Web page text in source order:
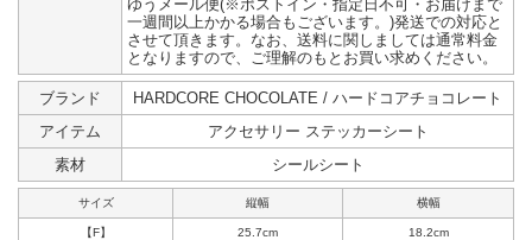
ゆうメール便(※ポストイン・指定日不可・お届けまで
一週間以上かかる場合もございます。)発送での対応と
させて頂きます。なお、送料に関しましては通常料金
となりますので、ご理解のもとお買い求めください。
ブランド
HARDCORE CHOCOLATE / ハードコアチョコレート
アイテム
アクセサリー ステッカーシート
素材
シールシート
サイズ 縦幅 横幅
【F】 25.7cm 18.2cm